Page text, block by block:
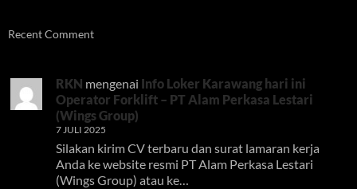
Recent Comment
RKN mengenai Info Loker Karawang hari ini
Operator Forklift – PT Alam Perkasa Lestari
(Wings Group)
7 JULI 2025
Silakan kirim CV terbaru dan surat lamaran kerja
Anda ke website resmi PT Alam Perkasa Lestari
(Wings Group) atau ke…